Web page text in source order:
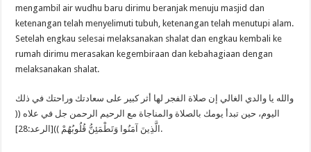
mengambil air wudhu baru dirimu beranjak menuju masjid dan
ketenangan telah menyelimuti tubuh, ketenangan telah menutupi alam.
Setelah engkau selesai melaksanakan shalat dan engkau kembali ke
rumah dirimu merasakan kegembiraan dan kebahagiaan dengan
melaksanakan shalat.
والله يا والدي الغالي إن صلاة الفجر لها أثر كبير على سعادتك وراحتك في ذلك
اليوم، حين تبدأ يومك بالصلاة والمناجاة مع الرحيم الرحمن جل في علاه ((
الَّذِينَ آمَنُوا وَتَطْمَئِنُّ قُلُوبُهُمْ ))[الرعد:28].